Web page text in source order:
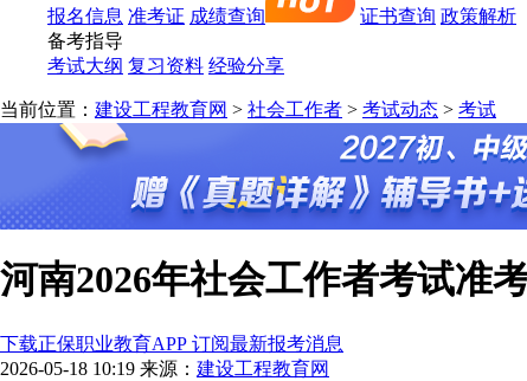
报名信息 准考证 成绩查询 证书查询 政策解析
备考指导
考试大纲 复习资料 经验分享
当前位置： 建设工程教育网 > 社会工作者 > 考试动态 > 考试
河南2026年社会工作者考试准
下载正保职业教育APP 订阅最新报考消息
2026-05-18 10:19 来源： 建设工程教育网